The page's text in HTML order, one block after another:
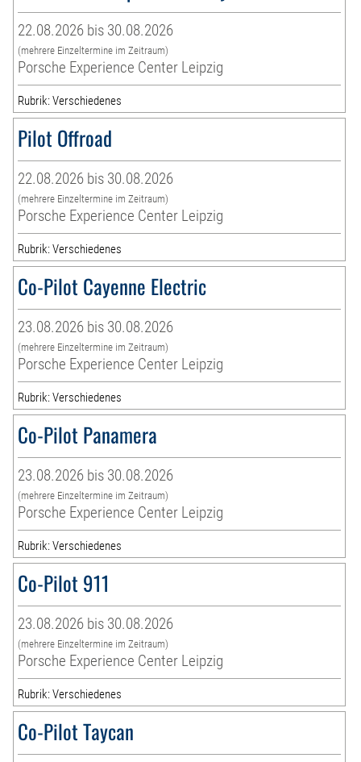
22.08.2026 bis 30.08.2026
(mehrere Einzeltermine im Zeitraum)
Porsche Experience Center Leipzig
Rubrik: Verschiedenes
Pilot Offroad
22.08.2026 bis 30.08.2026
(mehrere Einzeltermine im Zeitraum)
Porsche Experience Center Leipzig
Rubrik: Verschiedenes
Co-Pilot Cayenne Electric
23.08.2026 bis 30.08.2026
(mehrere Einzeltermine im Zeitraum)
Porsche Experience Center Leipzig
Rubrik: Verschiedenes
Co-Pilot Panamera
23.08.2026 bis 30.08.2026
(mehrere Einzeltermine im Zeitraum)
Porsche Experience Center Leipzig
Rubrik: Verschiedenes
Co-Pilot 911
23.08.2026 bis 30.08.2026
(mehrere Einzeltermine im Zeitraum)
Porsche Experience Center Leipzig
Rubrik: Verschiedenes
Co-Pilot Taycan